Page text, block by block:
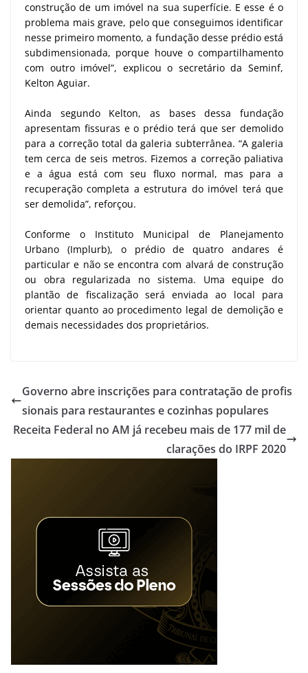
construção de um imóvel na sua superfície. E esse é o
problema mais grave, pelo que conseguimos identificar
nesse primeiro momento, a fundação desse prédio está
subdimensionada, porque houve o compartilhamento
com outro imóvel”, explicou o secretário da Seminf,
Kelton Aguiar.
Ainda segundo Kelton, as bases dessa fundação
apresentam fissuras e o prédio terá que ser demolido
para a correção total da galeria subterrânea. “A galeria
tem cerca de seis metros. Fizemos a correção paliativa
e a água está com seu fluxo normal, mas para a
recuperação completa a estrutura do imóvel terá que
ser demolida”, reforçou.
Conforme o Instituto Municipal de Planejamento
Urbano (Implurb), o prédio de quatro andares é
particular e não se encontra com alvará de construção
ou obra regularizada no sistema. Uma equipe do
plantão de fiscalização será enviada ao local para
orientar quanto ao procedimento legal de demolição e
demais necessidades dos proprietários.
Governo abre inscrições para contratação de profis
sionais para restaurantes e cozinhas populares
Receita Federal no AM já recebeu mais de 177 mil de
clarações do IRPF 2020